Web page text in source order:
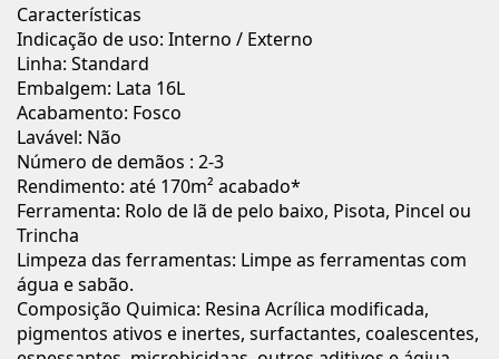
Características
Indicação de uso: Interno / Externo
Linha: Standard
Embalgem: Lata 16L
Acabamento: Fosco
Lavável: Não
Número de demãos : 2-3
Rendimento: até 170m² acabado*
Ferramenta: Rolo de lã de pelo baixo, Pisota, Pincel ou
Trincha
Limpeza das ferramentas: Limpe as ferramentas com
água e sabão.
Composição Quimica: Resina Acrílica modificada,
pigmentos ativos e inertes, surfactantes, coalescentes,